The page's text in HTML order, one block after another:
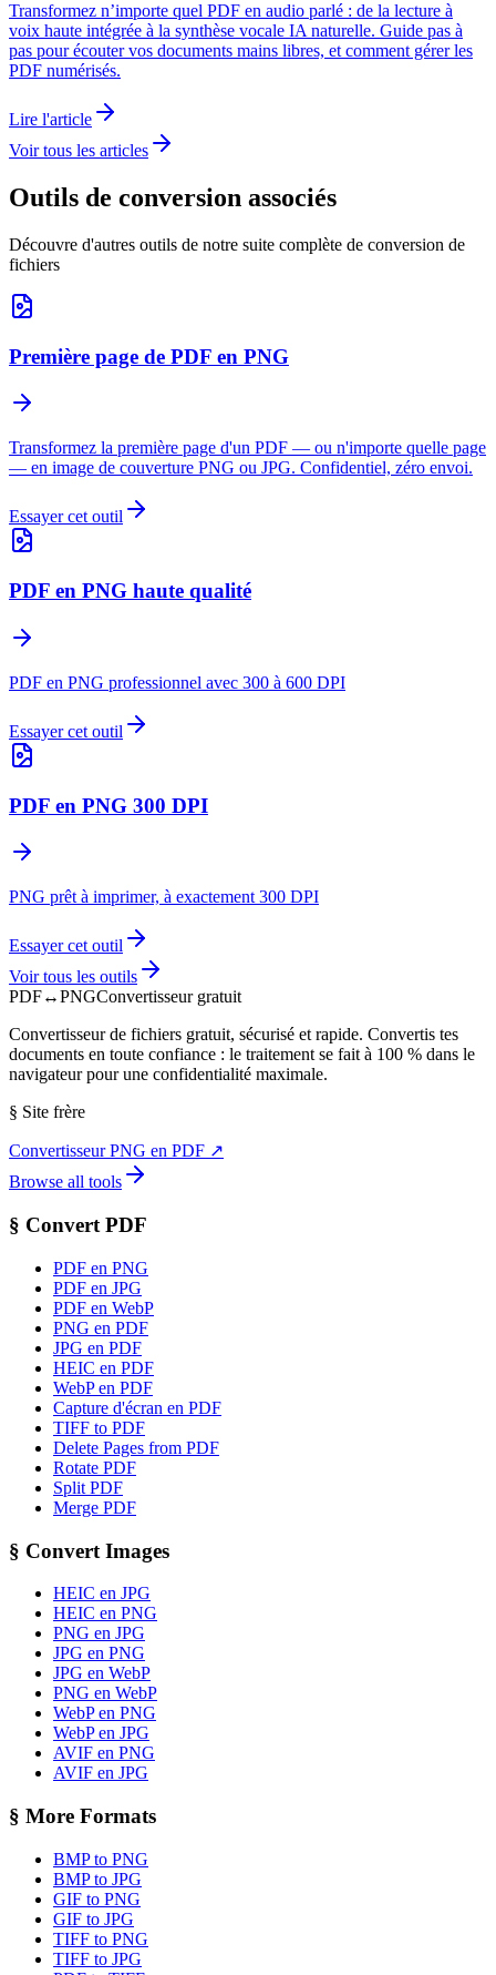
Transformez n’importe quel PDF en audio parlé : de la lecture à
voix haute intégrée à la synthèse vocale IA naturelle. Guide pas à
pas pour écouter vos documents mains libres, et comment gérer les
PDF numérisés.
Lire l'article
Voir tous les articles
Outils de conversion associés
Découvre d'autres outils de notre suite complète de conversion de
fichiers
Première page de PDF en PNG
Transformez la première page d'un PDF — ou n'importe quelle page
— en image de couverture PNG ou JPG. Confidentiel, zéro envoi.
Essayer cet outil
PDF en PNG haute qualité
PDF en PNG professionnel avec 300 à 600 DPI
Essayer cet outil
PDF en PNG 300 DPI
PNG prêt à imprimer, à exactement 300 DPI
Essayer cet outil
Voir tous les outils
PDF↔PNGConvertisseur gratuit
Convertisseur de fichiers gratuit, sécurisé et rapide. Convertis tes
documents en toute confiance : le traitement se fait à 100 % dans le
navigateur pour une confidentialité maximale.
§ Site frère
Convertisseur PNG en PDF ↗
Browse all tools
§ Convert PDF
PDF en PNG
PDF en JPG
PDF en WebP
PNG en PDF
JPG en PDF
HEIC en PDF
WebP en PDF
Capture d'écran en PDF
TIFF to PDF
Delete Pages from PDF
Rotate PDF
Split PDF
Merge PDF
§ Convert Images
HEIC en JPG
HEIC en PNG
PNG en JPG
JPG en PNG
JPG en WebP
PNG en WebP
WebP en PNG
WebP en JPG
AVIF en PNG
AVIF en JPG
§ More Formats
BMP to PNG
BMP to JPG
GIF to PNG
GIF to JPG
TIFF to PNG
TIFF to JPG